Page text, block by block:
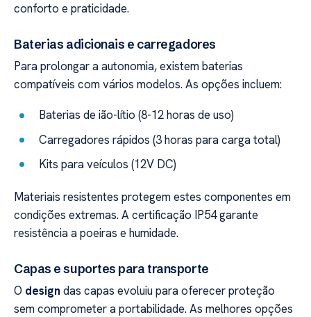
conforto e praticidade.
Baterias adicionais e carregadores
Para prolongar a autonomia, existem baterias
compatíveis com vários modelos. As opções incluem:
Baterias de ião-lítio (8-12 horas de uso)
Carregadores rápidos (3 horas para carga total)
Kits para veículos (12V DC)
Materiais resistentes protegem estes componentes em
condições extremas. A certificação IP54 garante
resistência a poeiras e humidade.
Capas e suportes para transporte
O design das capas evoluiu para oferecer proteção
sem comprometer a portabilidade. As melhores opções